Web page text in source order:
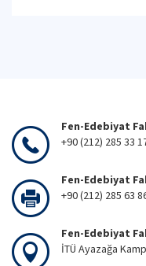
Fen-Edebiyat
+90 (212) 285 33
Fen-Edebiyat
+90 (212) 285 63
Fen-Edebiyat
İTÜ Ayazağa